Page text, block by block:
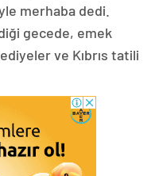
merhaba dedi.
gecede, emek
ve Kıbrıs tatili